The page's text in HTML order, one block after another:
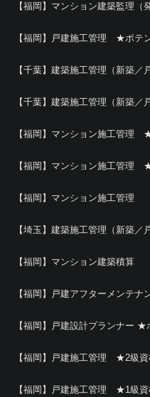
【福岡】マンション建築監理（
【福岡】戸建施工管理 ★ポテ
【千葉】建築施工管理（新築／
【千葉】建築施工管理（新築
【福岡】マンション施工管理
【福岡】マンション施工管理
【福岡】マンション施工管理
【埼玉】建築施工管理（新築
【福岡】マンション建築積算
【福岡】戸建アフターメンテ
【福岡】戸建設計プランナー ★
【福岡】戸建施工管理 ★2級資
【福岡】戸建施工管理 ★1級資